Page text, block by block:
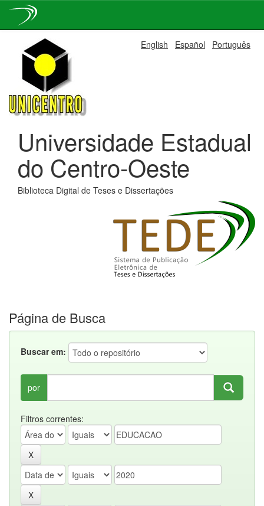
navigation
English Español Português
Universidade Estadual
do Centro-Oeste
Biblioteca Digital de Teses e Dissertações
Página de Busca
Buscar em:
por
Filtros correntes: